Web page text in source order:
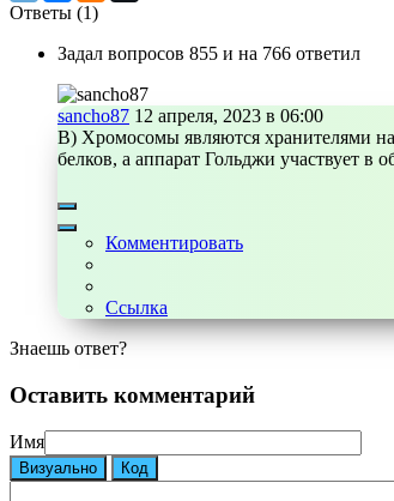
Ответы (1)
Задал вопросов 855 и на 766 ответил
sancho87 12 апреля, 2023 в 06:00
В) Хромосомы являются хранителями
белков, а аппарат Гольджи участвует в
Комментировать
Ссылка
Знаешь ответ?
Оставить комментарий
Имя
Визуально Код